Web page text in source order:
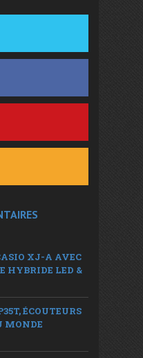
XJ-A AVEC
HYBRIDE LED &
ÉCOUTEURS
MONDE